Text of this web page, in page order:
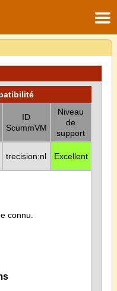
ID
ScummVM
Niveau
de
support
trecision:nl Excellent
connu.